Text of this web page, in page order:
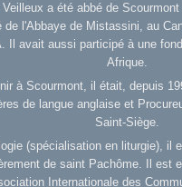
Veilleux a été abbé de
de l'Abbaye de Mistassini, au
Il avait aussi participé à une
Afrique.
à Scourmont, il était, depuis
de langue anglaise et
Saint-Siège.
(spécialisation en liturgie), il
de saint Pachôme. Il est
Internationale des